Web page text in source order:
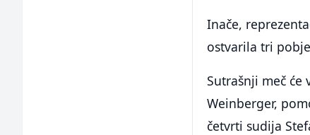
Inače,
ostvarila tri
Sutrašnji meč će
Weinberger,
četvrti sudija